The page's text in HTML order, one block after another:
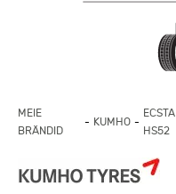
MEIE
BRÄNDID
KUMHO
ECSTA
HS52